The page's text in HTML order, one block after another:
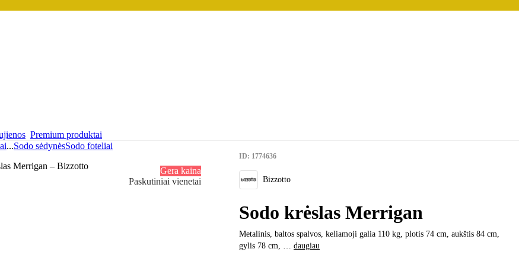
Premium produktai
...Sodo sėdynėsSodo foteliai
Gera kaina
Paskutiniai vienetai
ID: 1774636
Bizzotto
Sodo krėslas Merrigan
Metalinis, baltos spalvos, keliamoji galia 110 kg, plotis 74 cm, aukštis 84 cm,
gylis 78 cm, … daugiau